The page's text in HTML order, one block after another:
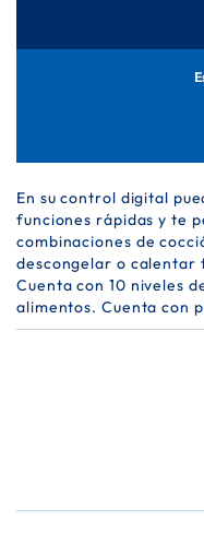
En su control digital
funciones rápidas y te
combinaciones de
descongelar o calentar
Cuenta con 10 niveles
alimentos. Cuenta con